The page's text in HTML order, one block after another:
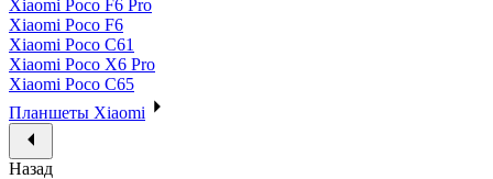
Xiaomi Poco F6 Pro
Xiaomi Poco F6
Xiaomi Poco C61
Xiaomi Poco X6 Pro
Xiaomi Poco C65
Планшеты Xiaomi
Назад